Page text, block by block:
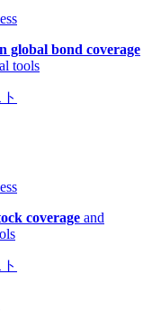
global bond coverage
tools
coverage and